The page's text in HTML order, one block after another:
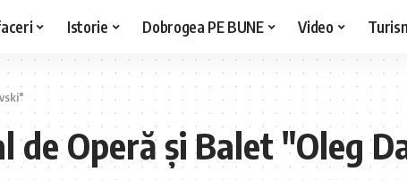
Istorie Dobrogea PE BUNE Video
de Operă și Balet "Oleg